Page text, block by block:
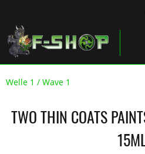
Welle 1 / Wave 1
TWO THIN COATS